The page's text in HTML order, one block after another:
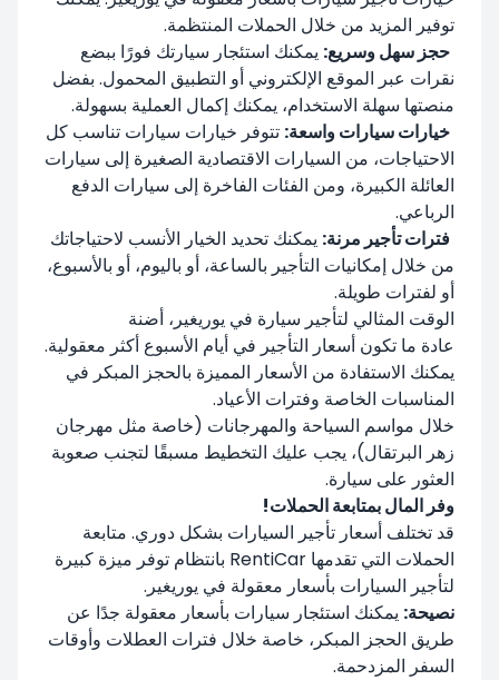
توفير المزيد من خلال الحملات المنتظمة.
حجز سهل وسريع: يمكنك استئجار سيارتك فورًا ببضع
نقرات عبر الموقع الإلكتروني أو التطبيق المحمول. بفضل
منصتها سهلة الاستخدام، يمكنك إكمال العملية بسهولة.
خيارات سيارات واسعة: تتوفر خيارات سيارات تناسب كل
الاحتياجات، من السيارات الاقتصادية الصغيرة إلى سيارات
العائلة الكبيرة، ومن الفئات الفاخرة إلى سيارات الدفع
الرباعي.
فترات تأجير مرنة: يمكنك تحديد الخيار الأنسب لاحتياجاتك
من خلال إمكانيات التأجير بالساعة، أو باليوم، أو بالأسبوع،
أو لفترات طويلة.
الوقت المثالي لتأجير سيارة في يوريغير، أضنة
عادة ما تكون أسعار التأجير في أيام الأسبوع أكثر معقولية.
يمكنك الاستفادة من الأسعار المميزة بالحجز المبكر في
المناسبات الخاصة وفترات الأعياد.
خلال مواسم السياحة والمهرجانات (خاصة مثل مهرجان
زهر البرتقال)، يجب عليك التخطيط مسبقًا لتجنب صعوبة
العثور على سيارة.
وفر المال بمتابعة الحملات!
قد تختلف أسعار تأجير السيارات بشكل دوري. متابعة
الحملات التي تقدمها RentiCar بانتظام توفر ميزة كبيرة
لتأجير السيارات بأسعار معقولة في يوريغير.
نصيحة: يمكنك استئجار سيارات بأسعار معقولة جدًا عن
طريق الحجز المبكر، خاصة خلال فترات العطلات وأوقات
السفر المزدحمة.